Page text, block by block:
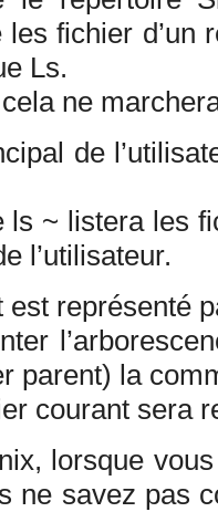
fichier d’un
Ls.
ne
de
ls ~ listera les
l’utilisateur.
représenté
parent) la
courant sera
lorsque
ne savez pas